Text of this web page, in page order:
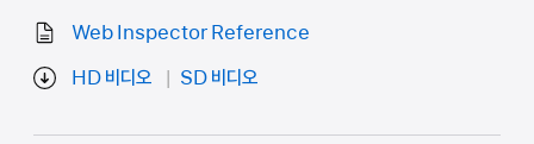
Web Inspector Reference
HD 비디오
SD 비디오